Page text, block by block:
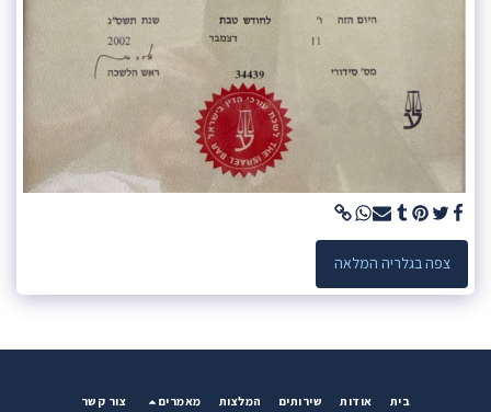
צפה בגלריה המלאה
בית אודות שירותים המלצות מאמרים צור קשר